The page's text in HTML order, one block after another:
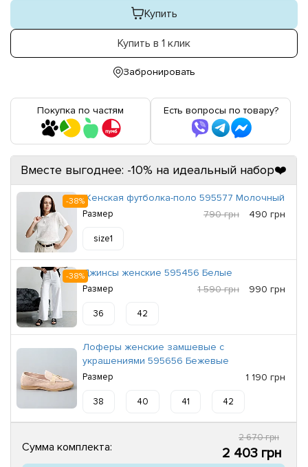
Купить
Купить в 1 клик
Забронировать
Покупка по частям Есть вопросы по товару?
Вместе выгоднее: -10% на идеальный набор❤️
-38%Женская футболка-поло 595577 Молочный
Размер 790 грн 490 грн
size1
-38%Джинсы женские 595456 Белые
Размер 1 590 грн 990 грн
36 42
Лоферы женские замшевые с
украшениями 595656 Бежевые
Размер 1 190 грн
38 40 41 42
Сумма комплекта:
2 670 грн
2 403 грн